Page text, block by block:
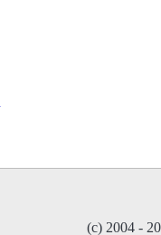
(c) 2004 -